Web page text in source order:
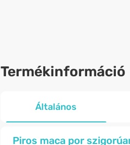
Termékinformáció
Általános
Piros maca por